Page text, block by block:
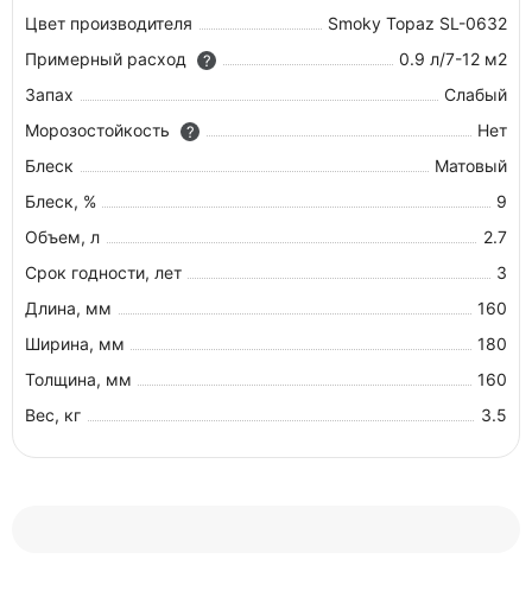
Цвет производителя
Smoky Topaz SL-0632
Примерный расход
?
0.9 л/7-12 м2
Запах
Слабый
Морозостойкость
?
Нет
Блеск
Матовый
Блеск, %
9
Объем, л
2.7
Срок годности, лет
3
Длина, мм
160
Ширина, мм
180
Толщина, мм
160
Вес, кг
3.5